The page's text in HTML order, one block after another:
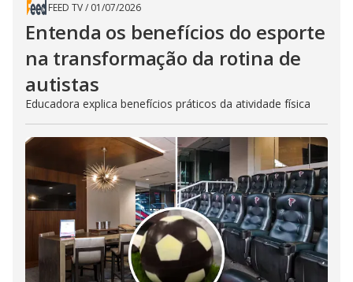
FEED TV/ 01/07/2026
Entenda os benefícios do esporte
na transformação da rotina de
autistas
Educadora explica benefícios práticos da atividade física